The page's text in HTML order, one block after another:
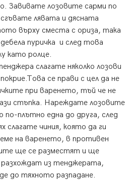
Завивате лозовите сарми по
сгъвате лявата и дясната
върху сместа с ориза, така
пуричка и след това
като ролце.
слагате няколко лозови
се прави с цел да не
при варенето, тъй че не
стъпка. Нареждате лозовите
по-плътно една до друга, след
слагате чиния, която да ги
на варенето, в противен
ще се разместят и ще
разхождат из тенджерата,
до тяхното разпадане.